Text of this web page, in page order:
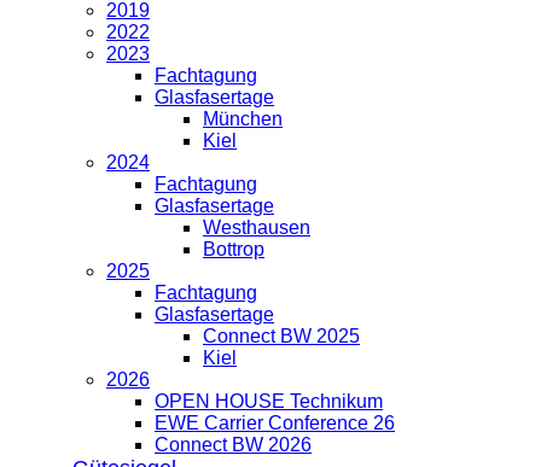
2019
2022
2023
Fachtagung
Glasfasertage
München
Kiel
2024
Fachtagung
Glasfasertage
Westhausen
Bottrop
2025
Fachtagung
Glasfasertage
Connect BW 2025
Kiel
2026
OPEN HOUSE Technikum
EWE Carrier Conference 26
Connect BW 2026